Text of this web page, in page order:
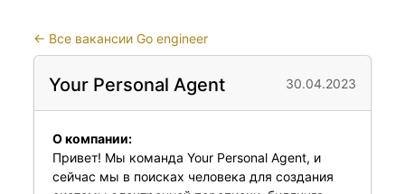
← Все вакансии Go engineer
Your Personal Agent 30.04.2023
О компании:
Привет! Мы команда Your Personal Agent, и
сейчас мы в поисках человека для создания